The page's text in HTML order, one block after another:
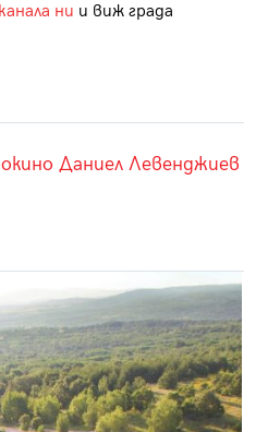
ни и виж града
Даниел Левенджиев